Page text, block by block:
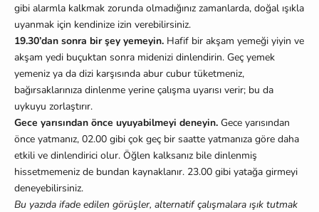
gibi alarmla kalkmak zorunda olmadığınız zamanlarda, doğal ışıkla
uyanmak için kendinize izin verebilirsiniz.
19.30’dan sonra bir şey yemeyin. Hafif bir akşam yemeği yiyin ve
akşam yedi buçuktan sonra midenizi dinlendirin. Geç yemek
yemeniz ya da dizi karşısında abur cubur tüketmeniz,
bağırsaklarınıza dinlenme yerine çalışma uyarısı verir; bu da
uykuyu zorlaştırır.
Gece yarısından önce uyuyabilmeyi deneyin. Gece yarısından
önce yatmanız, 02.00 gibi çok geç bir saatte yatmanıza göre daha
etkili ve dinlendirici olur. Öğlen kalksanız bile dinlenmiş
hissetmemeniz de bundan kaynaklanır. 23.00 gibi yatağa girmeyi
deneyebilirsiniz.
Bu yazıda ifade edilen görüşler, alternatif çalışmalara ışık tutmak